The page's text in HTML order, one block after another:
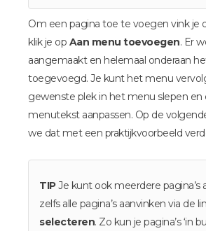
Om een pagina toe te voegen vink je
klik je op Aan menu toevoegen. Er
aangemaakt en helemaal onderaan
toegevoegd. Je kunt het menu
gewenste plek in het menu slepen
menutekst aanpassen. Op de
we dat met een praktijkvoorbeeld
TIPJe kunt ook meerdere pagina’s
zelfs alle pagina’s aanvinken via de
selecteren. Zo kun je pagina’s ‘in